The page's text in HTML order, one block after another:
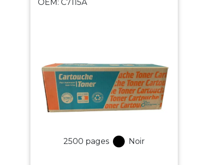
OEM: C7115A
2500 pages Noir